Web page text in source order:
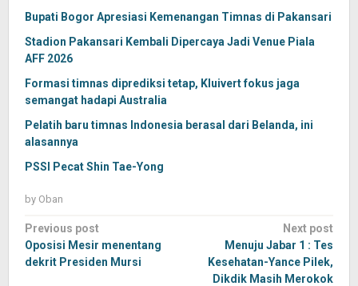
Bupati Bogor Apresiasi Kemenangan Timnas di Pakansari
Stadion Pakansari Kembali Dipercaya Jadi Venue Piala
AFF 2026
Formasi timnas diprediksi tetap, Kluivert fokus jaga
semangat hadapi Australia
Pelatih baru timnas Indonesia berasal dari Belanda, ini
alasannya
PSSI Pecat Shin Tae-Yong
by Oban
Post
navigation
Previous post
Oposisi Mesir menentang
dekrit Presiden Mursi
Next post
Menuju Jabar 1 : Tes
Kesehatan-Yance Pilek,
Dikdik Masih Merokok